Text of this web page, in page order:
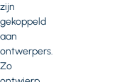
zijn
gekoppeld
aan
ontwerpers.
Zo